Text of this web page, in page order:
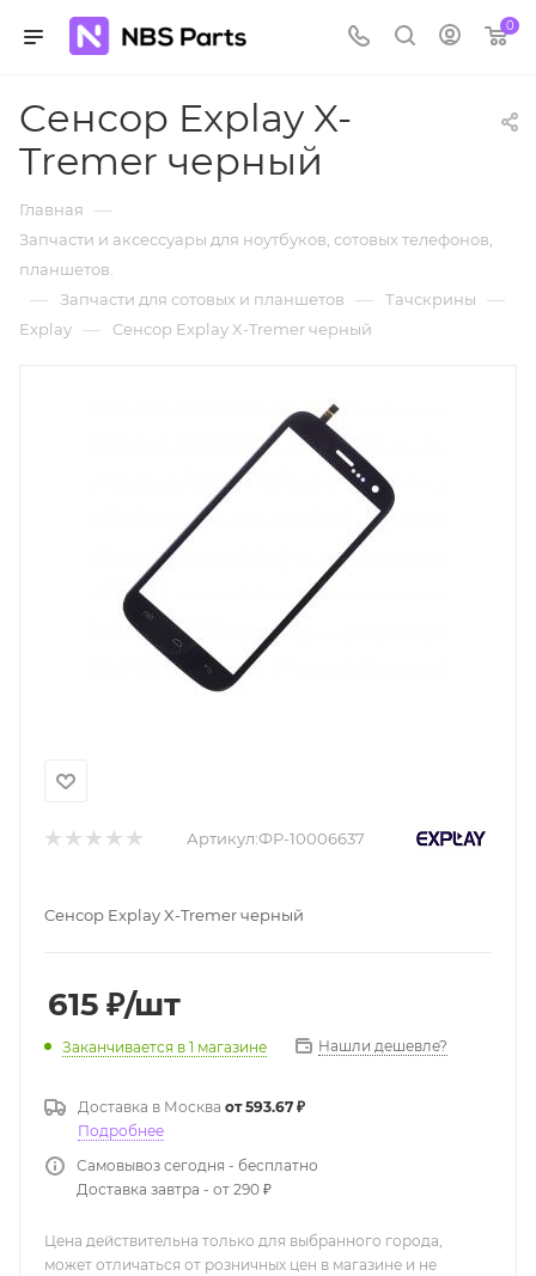
0
Cенсор Explay X-
Tremer черный
Главная —
Запчасти и аксессуары для ноутбуков, сотовых телефонов,
планшетов.
— Запчасти для сотовых и планшетов — Тачскрины —
Explay — Cенсор Explay X-Tremer черный
Артикул:ФР-10006637
Cенсор Explay X-Tremer черный
615 ₽/шт
Заканчивается в 1 магазине Нашли дешевле?
Доставка в Москва от 593.67 ₽
Подробнее
Самовывоз сегодня - бесплатно
Доставка завтра - от 290 ₽
Цена действительна только для выбранного города,
может отличаться от розничных цен в магазине и не